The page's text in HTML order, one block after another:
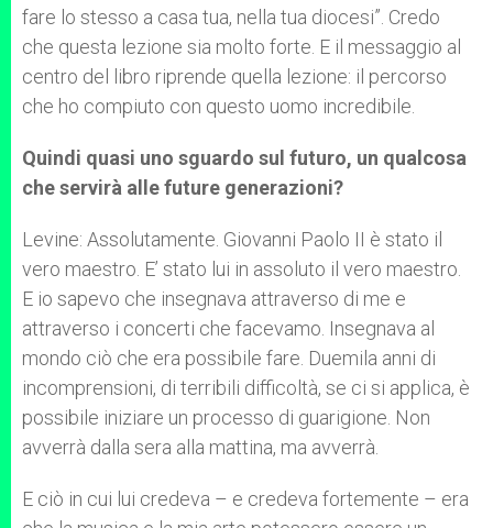
fare lo stesso a casa tua, nella tua diocesi”. Credo
che questa lezione sia molto forte. E il messaggio al
centro del libro riprende quella lezione: il percorso
che ho compiuto con questo uomo incredibile.
Quindi quasi uno sguardo sul futuro, un qualcosa
che servirà alle future generazioni?
Levine: Assolutamente. Giovanni Paolo II è stato il
vero maestro. E’ stato lui in assoluto il vero maestro.
E io sapevo che insegnava attraverso di me e
attraverso i concerti che facevamo. Insegnava al
mondo ciò che era possibile fare. Duemila anni di
incomprensioni, di terribili difficoltà, se ci si applica, è
possibile iniziare un processo di guarigione. Non
avverrà dalla sera alla mattina, ma avverrà.
E ciò in cui lui credeva – e credeva fortemente – era